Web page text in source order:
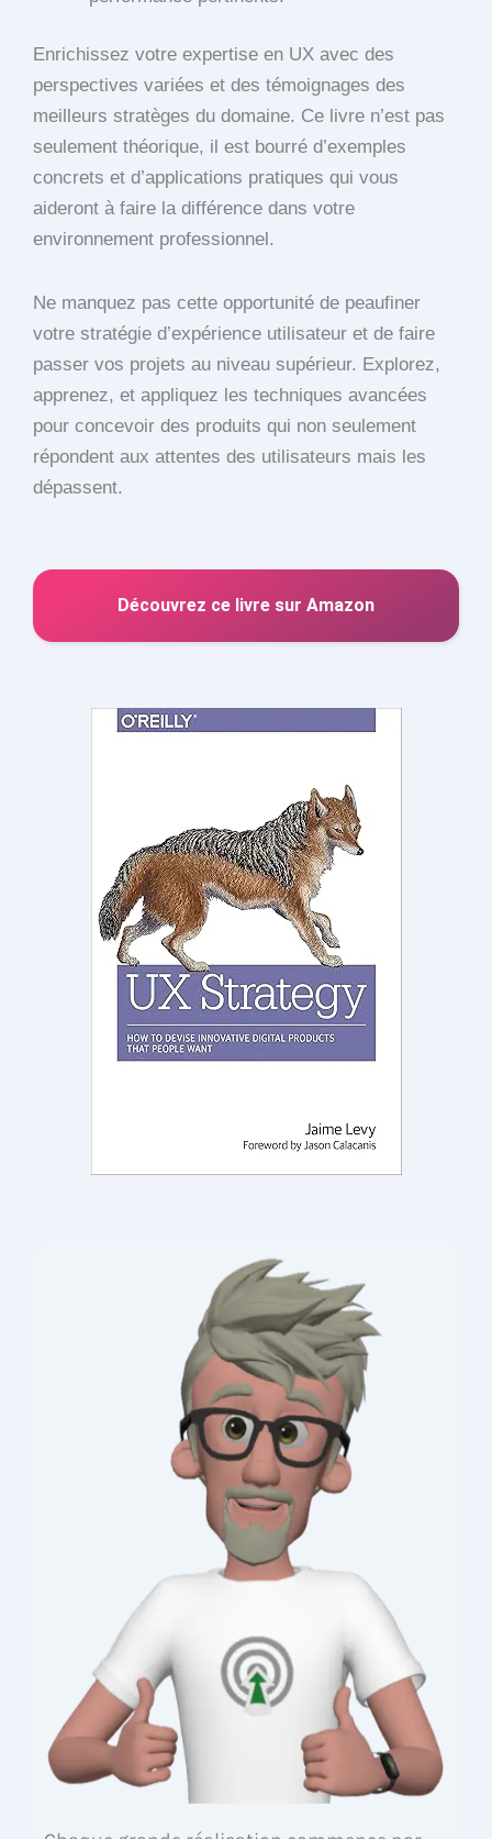
Enrichissez votre expertise en UX avec des
perspectives variées et des témoignages des
meilleurs stratèges du domaine. Ce livre n’est pas
seulement théorique, il est bourré d’exemples
concrets et d’applications pratiques qui vous
aideront à faire la différence dans votre
environnement professionnel.
Ne manquez pas cette opportunité de peaufiner
votre stratégie d’expérience utilisateur et de faire
passer vos projets au niveau supérieur. Explorez,
apprenez, et appliquez les techniques avancées
pour concevoir des produits qui non seulement
répondent aux attentes des utilisateurs mais les
dépassent.
Découvrez ce livre sur Amazon